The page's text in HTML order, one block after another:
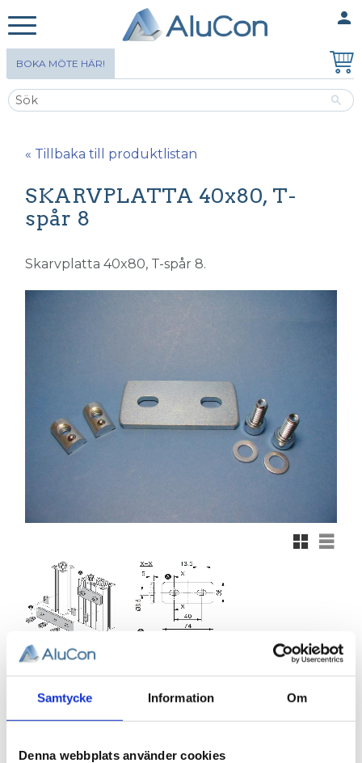
Samtycke Information Om
Denna webbplats använder cookies
person
BOKA MÖTE HÄR!
« Tillbaka till produktlistan
SKARVPLATTA 40x80, T-
spår 8
Skarvplatta 40x80, T-spår 8.
Rutnätsvy
Listvy
61,67KR
Antal